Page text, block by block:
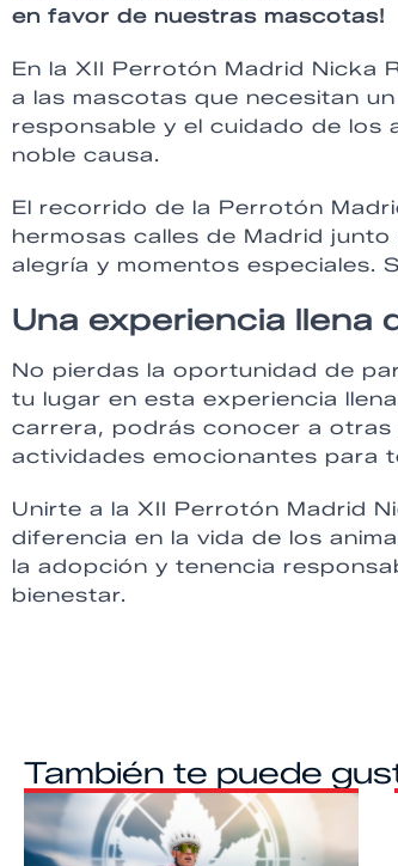
en favor de nuestras mascotas!
En la XII Perrotón Madrid Nicka
a las mascotas que necesitan
responsable y el cuidado de los
noble causa.
El recorrido de la Perrotón
hermosas calles de Madrid
alegría y momentos especiales.
Una experiencia llena
No pierdas la oportunidad de
tu lugar en esta experiencia
carrera, podrás conocer a otras
actividades emocionantes para
Unirte a la XII Perrotón Madrid
diferencia en la vida de los
la adopción y tenencia
bienestar.
También te puede